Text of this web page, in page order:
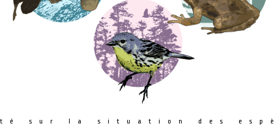
sur la situation des